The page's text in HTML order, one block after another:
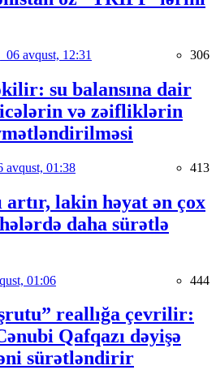
06 avqust, 12:31 306
su balansına dair
və zəifliklərin
avqust, 01:38 413
lakin həyat ən çox
daha sürətlə
01:06 444
reallığa çevrilir:
Qafqazı dəyişə
sürətləndirir